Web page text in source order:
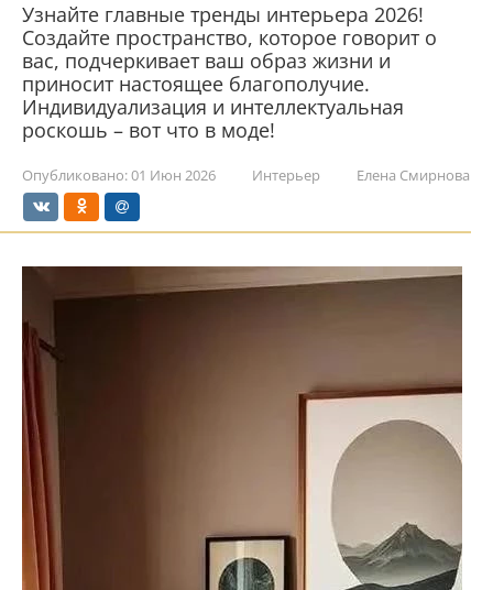
Узнайте главные тренды интерьера 2026!
Создайте пространство, которое говорит о
вас, подчеркивает ваш образ жизни и
приносит настоящее благополучие.
Индивидуализация и интеллектуальная
роскошь – вот что в моде!
Опубликовано:01 Июн 2026 Интерьер Елена Смирнова